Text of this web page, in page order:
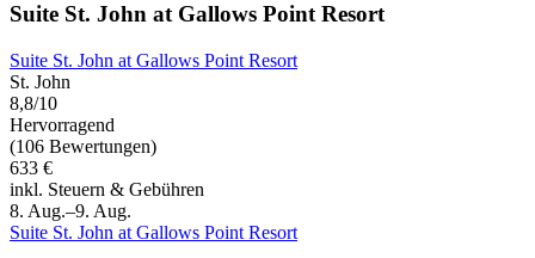
Suite St. John at Gallows Point Resort
Suite St. John at Gallows Point Resort
St. John
8,8/10
Hervorragend
(106 Bewertungen)
633 €
inkl. Steuern & Gebühren
8. Aug.–9. Aug.
Suite St. John at Gallows Point Resort